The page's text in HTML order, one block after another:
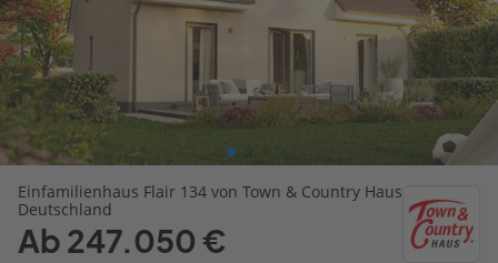
Einfamilienhaus Flair 134 von Town & Country Haus
Deutschland
Ab 247.050 €